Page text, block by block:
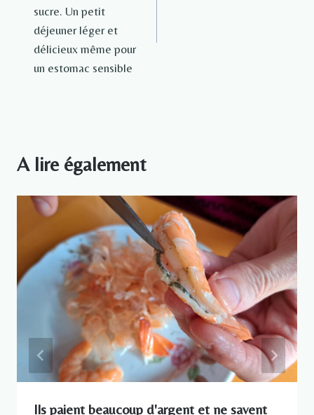
l’article
sucre. Un petit
déjeuner léger et
délicieux même pour
un estomac sensible
A lire également
Ils paient beaucoup d'argent et ne savent